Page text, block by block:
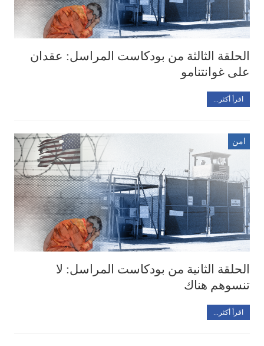
الحلقة الثالثة من بودكاست المراسل: عقدان
على غوانتنامو
اقرأ أكثر...
امن
الحلقة الثانية من بودكاست المراسل: لا
تنسوهم هناك
اقرأ أكثر...